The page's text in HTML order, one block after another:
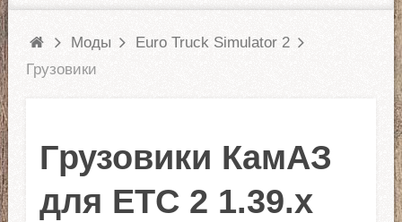
Моды
Euro Truck Simulator 2
Грузовики
Грузовики КамАЗ
для ЕТС 2 1.39.x